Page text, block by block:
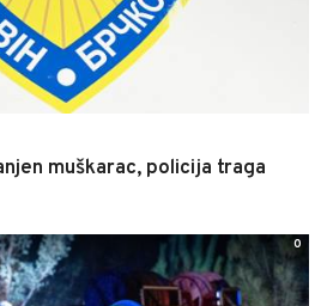
muškarac, policija traga
0